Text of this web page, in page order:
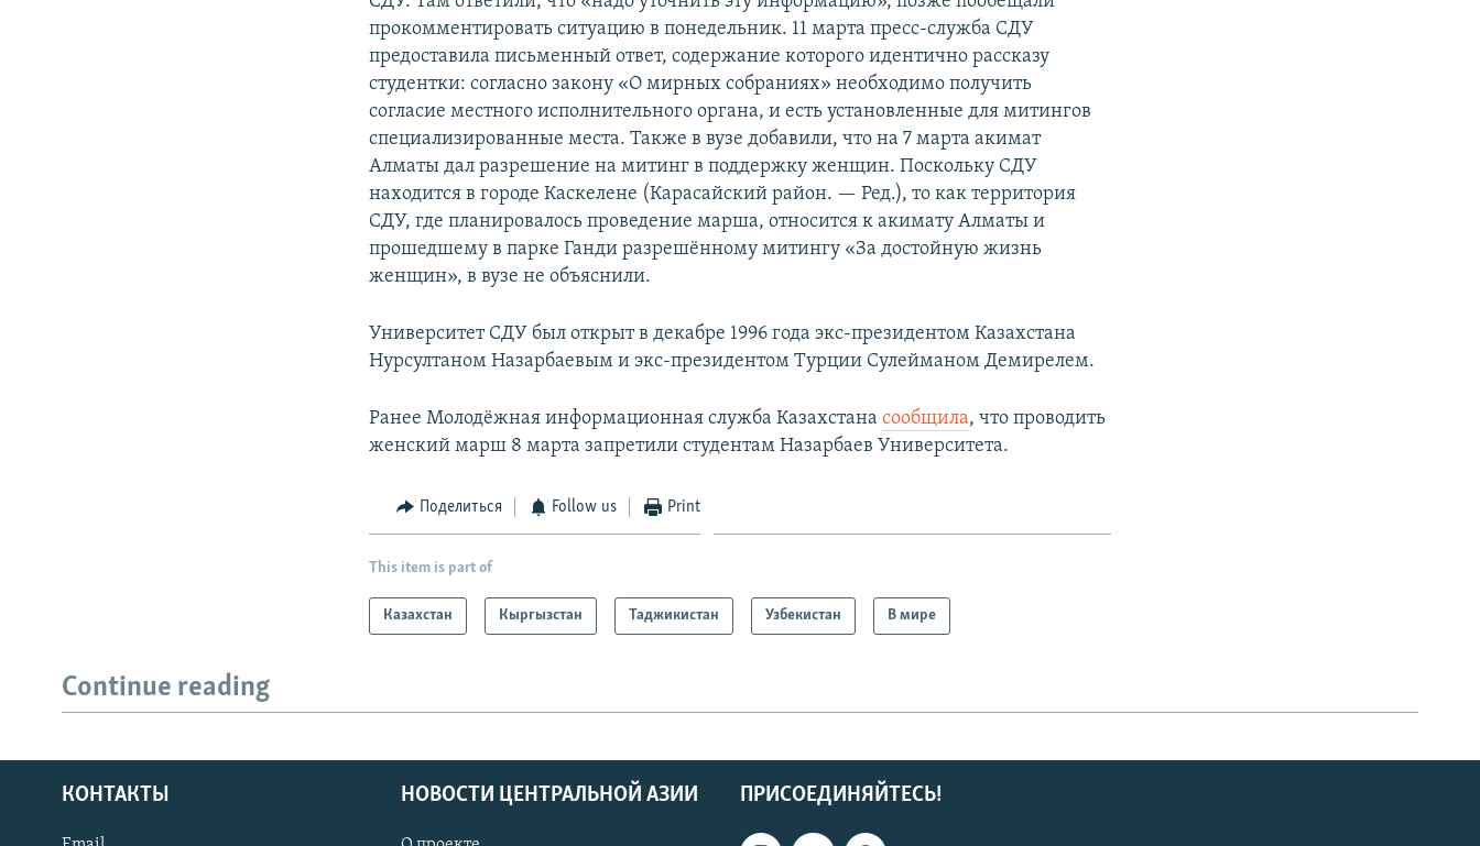
прокомментировать ситуацию в понедельник. 11 марта пресс-служба СДУ
предоставила письменный ответ, содержание которого идентично рассказу
студентки: согласно закону «О мирных собраниях» необходимо получить
согласие местного исполнительного органа, и есть установленные для митингов
специализированные места. Также в вузе добавили, что на 7 марта акимат
Алматы дал разрешение на митинг в поддержку женщин. Поскольку СДУ
находится в городе Каскелене (Карасайский район. — Ред.), то как территория
СДУ, где планировалось проведение марша, относится к акимату Алматы и
прошедшему в парке Ганди разрешённому митингу «За достойную жизнь
женщин», в вузе не объяснили.
Университет СДУ был открыт в декабре 1996 года экс-президентом Казахстана
Нурсултаном Назарбаевым и экс-президентом Турции Сулейманом Демирелем.
Ранее Молодёжная информационная служба Казахстанасообщила, что проводить
женский марш 8 марта запретили студентам Назарбаев Университета.
Поделиться Follow us Print
This item is part of
Казахстан Кыргызстан Таджикистан Узбекистан В мире
Continue reading
ПРИСОЕДИНЯЙТЕСЬ!
КОНТАКТЫ НОВОСТИ ЦЕНТРАЛЬНОЙ АЗИИ